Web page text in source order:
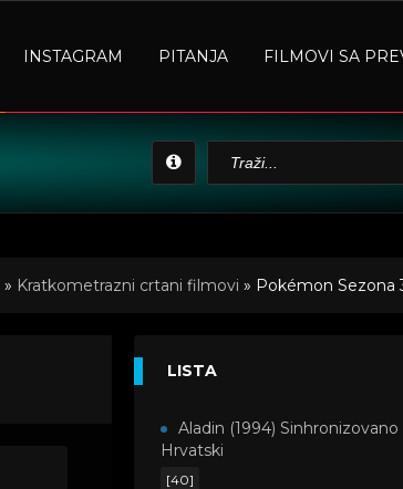
INSTAGRAM PITANJA FILMOVI SA
» Kratkometrazni crtani filmovi » Pokémon Sezona
LISTA
Aladin (1994) Sinhronizovano
Hrvatski
[40]